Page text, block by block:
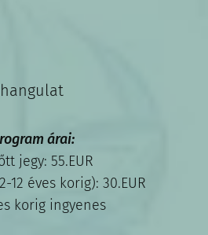
árai:
jegy: 55.EUR
12 éves korig): 30.EUR
korig ingyenes